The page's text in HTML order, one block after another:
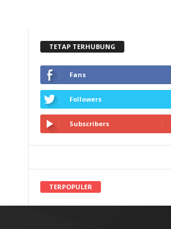
TETAP TERHUBUNG
Fans
Followers
Subscribers
TERPOPULER